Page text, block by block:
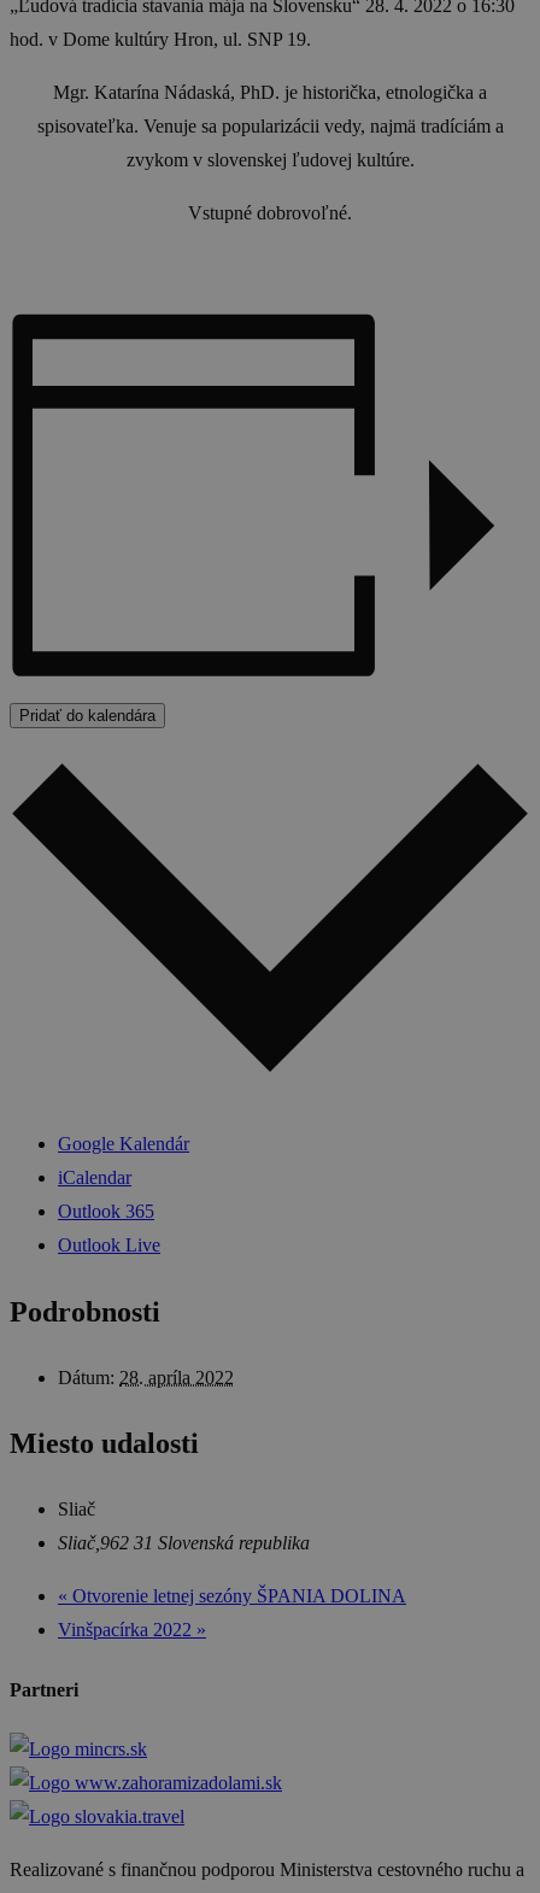
„Ľudová tradícia stavania mája na Slovensku“ 28. 4. 2022 o 16:30
hod. v Dome kultúry Hron, ul. SNP 19.
Mgr. Katarína Nádaská, PhD. je historička, etnologička a
spisovateľka. Venuje sa popularizácii vedy, najmä tradíciám a
zvykom v slovenskej ľudovej kultúre.
Vstupné dobrovoľné.
Pridať do kalendára
Google Kalendár
iCalendar
Outlook 365
Outlook Live
Podrobnosti
Dátum: 28. apríla 2022
Miesto udalosti
Sliač
Sliač,962 31 Slovenská republika
« Otvorenie letnej sezóny ŠPANIA DOLINA
Vinšpacírka 2022 »
Partneri
Realizované s finančnou podporou Ministerstva cestovného ruchu a